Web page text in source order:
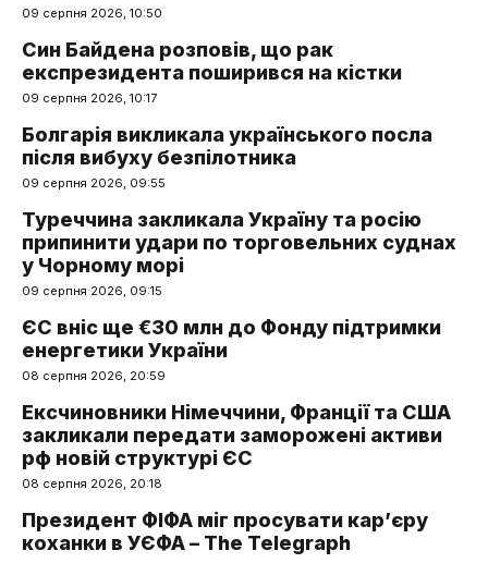
09 серпня 2026, 10:50
Син Байдена розповів, що рак
експрезидента поширився на кістки
09 серпня 2026, 10:17
Болгарія викликала українського посла
після вибуху безпілотника
09 серпня 2026, 09:55
Туреччина закликала Україну та росію
припинити удари по торговельних суднах
у Чорному морі
09 серпня 2026, 09:15
ЄС вніс ще €30 млн до Фонду підтримки
енергетики України
08 серпня 2026, 20:59
Ексчиновники Німеччини, Франції та США
закликали передати заморожені активи
рф новій структурі ЄС
08 серпня 2026, 20:18
Президент ФІФА міг просувати кар’єру
коханки в УЄФА – The Telegraph